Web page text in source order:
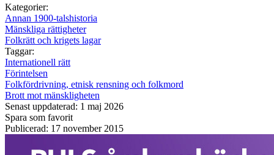
Kategorier:
Annan 1900-talshistoria
Mänskliga rättigheter
Folkrätt och krigets lagar
Taggar:
Internationell rätt
Förintelsen
Folkfördrivning, etnisk rensning och folkmord
Brott mot mänskligheten
Senast uppdaterad: 1 maj 2026
Spara som favorit
Publicerad: 17 november 2015